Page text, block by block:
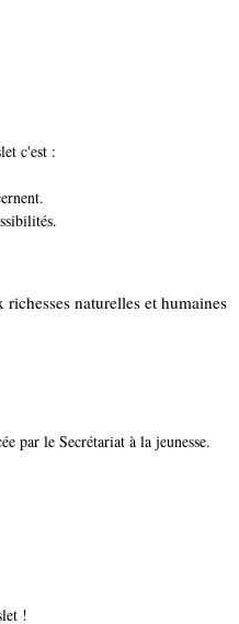
c'est :
naturelles et humaines
par le Secrétariat à la jeunesse.
!